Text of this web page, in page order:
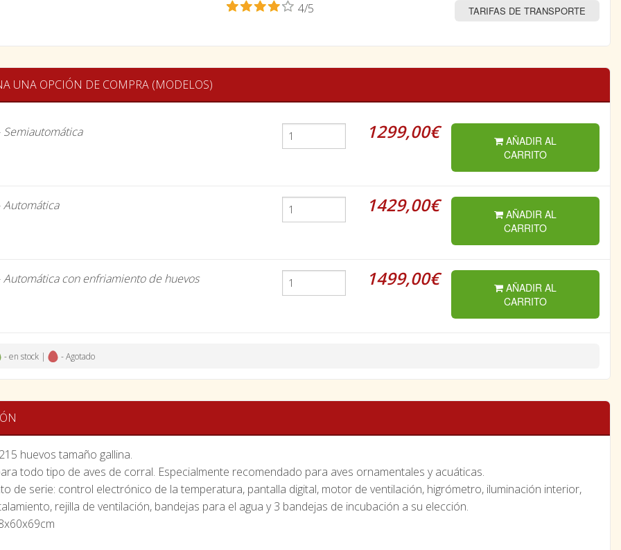
4/5 TARIFAS DE TRANSPORTE
UNA OPCIÓN DE COMPRA (MODELOS)
Semiautomática 1299,00€
AÑADIR AL
CARRITO
Automática 1429,00€
AÑADIR AL
CARRITO
Automática con enfriamiento de huevos 1499,00€
AÑADIR AL
CARRITO
- en stock | - Agotado
huevos tamaño gallina.
todo tipo de aves de corral. Especialmente recomendado para aves ornamentales y acuáticas.
de serie: control electrónico de la temperatura, pantalla digital, motor de ventilación, higrómetro, iluminación interior,
rejilla de ventilación, bandejas para el agua y 3 bandejas de incubación a su elección.